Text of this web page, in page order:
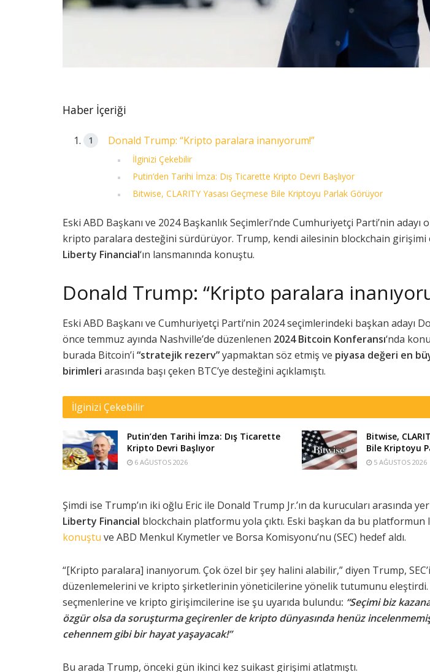
Haber İçeriği
Donald Trump: “Kripto paralara inanıyorum!”
İlginizi Çekebilir
Putin’den Tarihi İmza: Dış Ticarette Kripto Devri Başlıyor
Bitwise, CLARITY Yasası Geçmese Bile Kriptoyu Parlak Görüyor
Eski ABD Başkanı ve 2024 Başkanlık Seçimleri’nde Cumhuriyetçi Parti’nin adayı
kripto paralara desteğini sürdürüyor. Trump, kendi ailesinin blockchain girişimi
Liberty Financial‘ın lansmanında konuştu.
Donald Trump: “Kripto paralara
Eski ABD Başkanı ve Cumhuriyetçi Parti’nin 2024 seçimlerindeki başkan adayı
önce temmuz ayında Nashville’de düzenlenen 2024 Bitcoin Konferansı‘nda
burada Bitcoin’i “stratejik rezerv”yapmaktan söz etmiş ve piyasa değeri en
birimleri arasında başı çeken BTC’ye desteğini açıklamıştı.
İlginizi Çekebilir
Putin’den Tarihi İmza: Dış Ticarette
Kripto Devri Başlıyor
6 AĞUSTOS 2026
Bitwise,
Bile Kriptoyu
5 AĞUSTOS 2026
Şimdi ise Trump’ın iki oğlu Eric ile Donald Trump Jr.’ın da kurucuları arasında yer
Liberty Financial blockchain platformu yola çıktı. Eski başkan da bu platformun
konuştu ve ABD Menkul Kıymetler ve Borsa Komisyonu’nu (SEC) hedef aldı.
“[Kripto paralara] inanıyorum. Çok özel bir şey halini alabilir,” diyen Trump,
düzenlemelerini ve kripto şirketlerinin yöneticilerine yönelik tutumunu
seçmenlerine ve kripto girişimcilerine ise şu uyarıda bulundu: “Seçimi biz
özgür olsa da soruşturma geçirenler de kripto dünyasında henüz
cehennem gibi bir hayat yaşayacak!”
Bu arada Trump, önceki gün ikinci kez suikast girişimi atlatmıştı.